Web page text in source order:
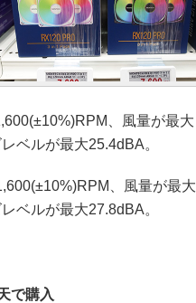
、風量が最大
ベルが最大25.4dBA。
、風量が最大
ベルが最大27.8dBA。
で購入